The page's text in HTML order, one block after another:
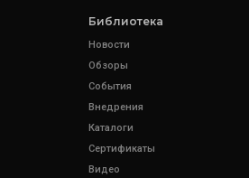
Библиотека
Новости
Обзоры
События
Внедрения
Каталоги
Сертификаты
Видео